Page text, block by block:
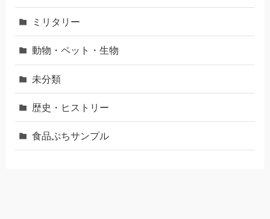
ミリタリー
動物・ペット・生物
未分類
歴史・ヒストリー
食品ぷちサンプル